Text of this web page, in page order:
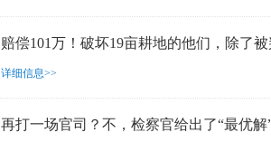
赔偿101万！破坏19亩耕地的他们，除了
详细信息>>
再打一场官司？不，检察官给出了“最优